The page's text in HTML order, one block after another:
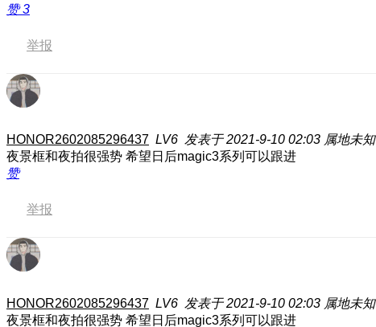
赞3
举报
HONOR2602085296437 LV6 发表于 2021-9-10 02:03 属地未知
夜景框和夜拍很强势 希望日后magic3系列可以跟进
赞
举报
HONOR2602085296437 LV6 发表于 2021-9-10 02:03 属地未知
夜景框和夜拍很强势 希望日后magic3系列可以跟进